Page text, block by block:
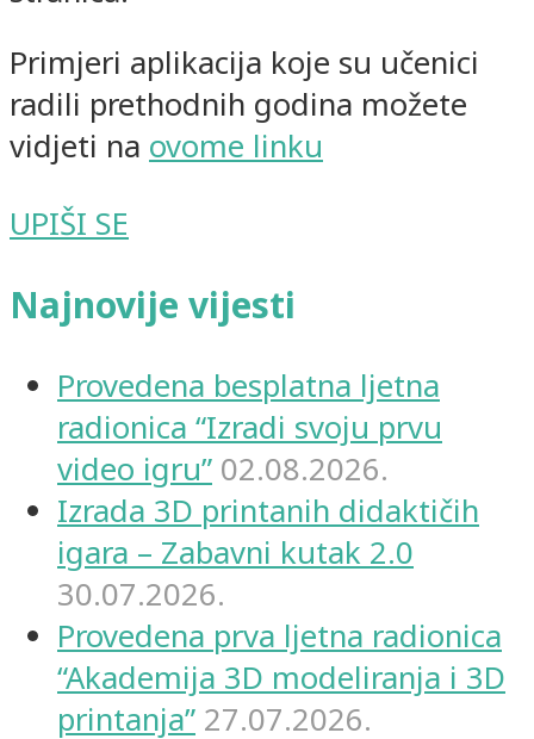
Primjeri aplikacija koje su učenici
radili prethodnih godina možete
vidjeti na ovome linku
UPIŠI SE
Najnovije vijesti
Provedena besplatna ljetna
radionica “Izradi svoju prvu
video igru” 02.08.2026.
Izrada 3D printanih didaktičih
igara – Zabavni kutak 2.0
30.07.2026.
Provedena prva ljetna radionica
“Akademija 3D modeliranja i 3D
printanja” 27.07.2026.